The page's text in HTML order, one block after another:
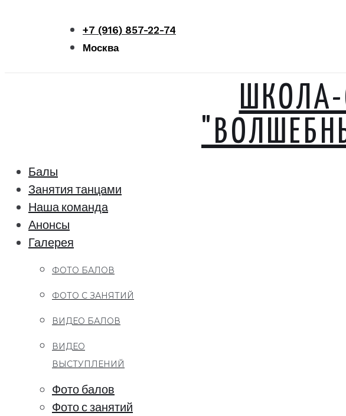
+7 (916) 857-22-74
Москва
ШКОЛА-
Балы
Занятия танцами
Наша команда
Анонсы
Галерея
ФОТО БАЛОВ
ФОТО С ЗАНЯТИЙ
ВИДЕО БАЛОВ
ВИДЕО
ВЫСТУПЛЕНИЙ
Фото балов
Фото с занятий